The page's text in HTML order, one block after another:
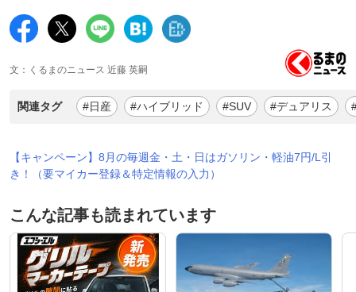
文：くるまのニュース 近藤 英嗣
関連タグ #日産 #ハイブリッド #SUV #デュアリス
【キャンペーン】8月の毎週金・土・日はガソリン・軽油7円/L引
き！（要マイカー登録＆特定情報の入力）
こんな記事も読まれています